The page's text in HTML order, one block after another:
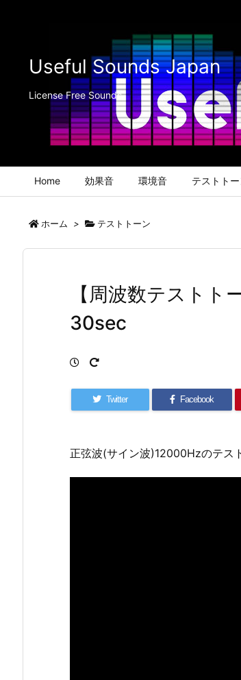
Useful Sounds Japan
License Free Sounds
Home 効果音 環境音 テストト
ホーム > テストトーン
【周波数テスト
30sec
Twitter Facebook
正弦波(サイン波)12000Hzのテス